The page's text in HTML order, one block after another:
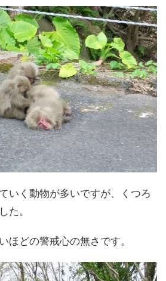
いく動物が多いですが、くつろ
た。
ほどの警戒心の無さです。